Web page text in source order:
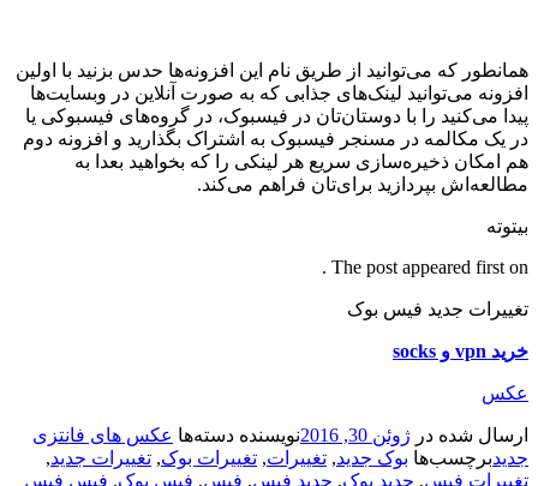
همانطور که می‌توانید از طریق نام این افزونه‌ها حدس بزنید با اولین
افزونه می‌توانید لینک‌های جذابی که به صورت آنلاین در وبسایت‌‌ها
پیدا می‌کنید را با دوستان‌تان در فیسبوک، در گروه‌های فیسبوکی یا
در یک مکالمه در مسنجر فیسبوک به اشتراک بگذارید و افزونه دوم
هم امکان ذخیره‌سازی سریع هر لینکی را که بخواهید بعدا به
مطالعه‌اش بپردازید برای‌تان فراهم می‌کند.
بیتوته
The post appeared first on .
تغییرات جدید فیس بوک
خرید vpn و socks
عکس
ارسال شده در ژوئن 30, 2016 نویسنده دسته‌ها عکس های فانتزی
جدیدبرچسب‌ها بوک جدید, تغییرات, تغییرات بوک, تغییرات جدید,
تغییرات فیس, جدید بوک, جدید فیس, فیس, فیس بوک, فیس فیس